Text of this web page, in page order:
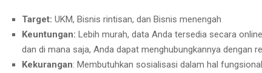
Target: UKM, Bisnis rintisan, dan Bisnis menengah
Keuntungan: Lebih murah, data Anda tersedia secara
dan di mana saja, Anda dapat menghubungkannya dengan
Kekurangan: Membutuhkan sosialisasi dalam hal